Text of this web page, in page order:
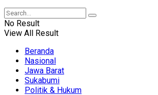
No Result
View All Result
Beranda
Nasional
Jawa Barat
Sukabumi
Politik & Hukum